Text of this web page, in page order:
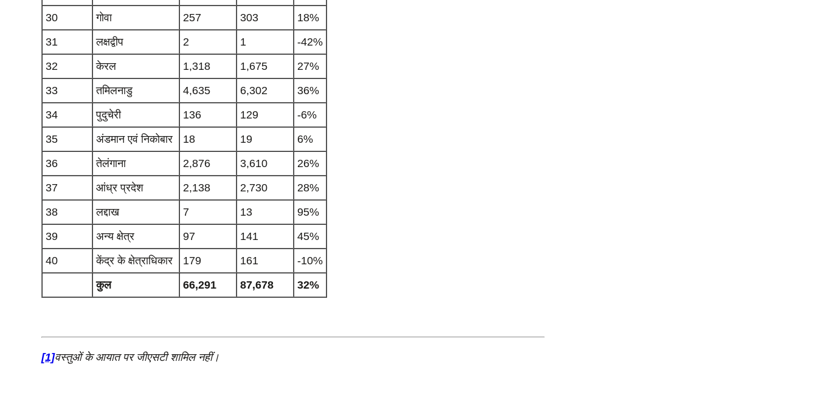
30
गोवा 257 303
18%
31
लक्षद्वीप 2 1
-42%
32
केरल 1,318 1,675
27%
33
तमिलनाडु 4,635 6,302
36%
34
पुदुचेरी 136 129
-6%
35
अंडमान एवं निकोबार 18 19
6%
36
तेलंगाना 2,876 3,610
26%
37
आंध्र प्रदेश 2,138 2,730
28%
38
लद्दाख 7 13
95%
39
अन्य क्षेत्र 97 141
45%
40
केंद्र के क्षेत्राधिकार 179 161
-10%
कुल
66,291 87,678 32%
[1]वस्‍तुओं के आयात पर जीएसटी शामिल नहीं।